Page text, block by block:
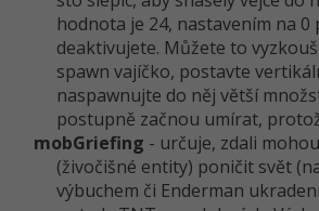
hodnota je 24, nastavením na 0
deaktivujete. Můžete to
spawn vajíčko, postavte
naspawnujte do něj větší
postupně začnou umírat,
mobGriefing - určuje, zdali
(živočišné entity) poničit svět
výbuchem či Enderman